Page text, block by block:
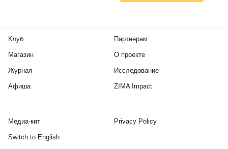
Клуб
Магазин
Журнал
Афиша
Партнерам
О проекте
Исследование
ZIMA Impact
Медиа-кит Privacy Policy
Switch to English